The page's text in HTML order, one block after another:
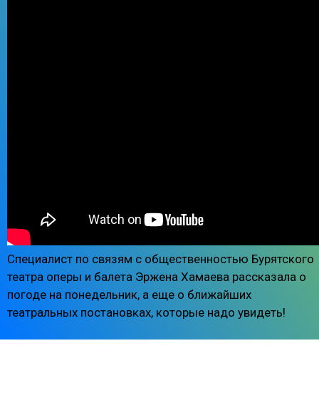
Специалист по связям с общественностью Бурятского
театра оперы и балета Эржена Хамаева рассказала о
погоде на понедельник, а еще о ближайших
театральных постановках, которые надо увидеть!